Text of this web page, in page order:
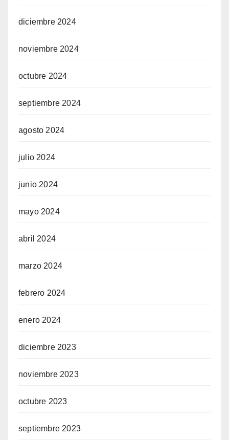
diciembre 2024
noviembre 2024
octubre 2024
septiembre 2024
agosto 2024
julio 2024
junio 2024
mayo 2024
abril 2024
marzo 2024
febrero 2024
enero 2024
diciembre 2023
noviembre 2023
octubre 2023
septiembre 2023